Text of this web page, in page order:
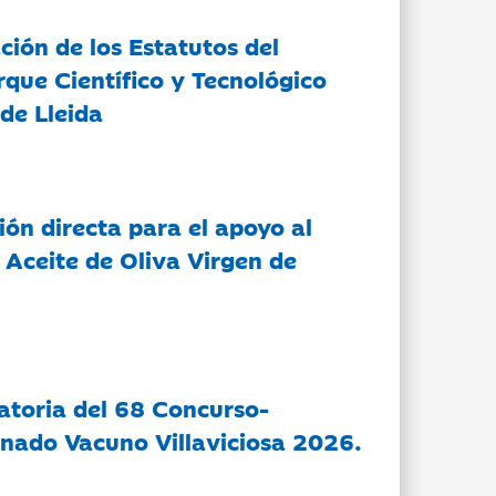
de los Estatutos del
Científico y Tecnológico
Lleida
directa para el apoyo al
de Oliva Virgen de
del 68 Concurso-
Vacuno Villaviciosa 2026.